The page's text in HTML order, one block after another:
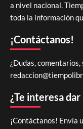
a nivel nacional.
toda la información
¡Contáctanos!
¿Dudas,
¿Te interesa
¡Contáctanos! Envía